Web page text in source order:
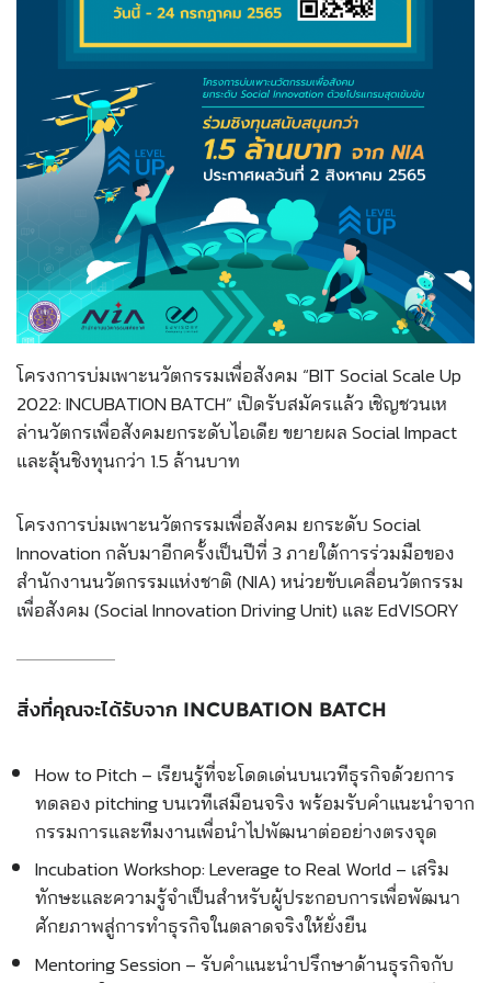
โครงการบ่มเพาะนวัตกรรมเพื่อสังคม “BIT Social Scale Up
2022: INCUBATION BATCH” เปิดรับสมัครแล้ว เชิญชวนเห
ล่านวัตกรเพื่อสังคมยกระดับไอเดีย ขยายผล Social Impact
และลุ้นชิงทุนกว่า 1.5 ล้านบาท
โครงการบ่มเพาะนวัตกรรมเพื่อสังคม ยกระดับ Social
Innovation กลับมาอีกครั้งเป็นปีที่ 3 ภายใต้การร่วมมือของ
สำนักงานนวัตกรรมแห่งชาติ (NIA) หน่วยขับเคลื่อนวัตกรรม
เพื่อสังคม (Social Innovation Driving Unit) และ EdVISORY
สิ่งที่คุณจะได้รับจาก INCUBATION BATCH
How to Pitch – เรียนรู้ที่จะโดดเด่นบนเวทีธุรกิจด้วยการ
ทดลอง pitching บนเวทีเสมือนจริง พร้อมรับคำแนะนำจาก
กรรมการและทีมงานเพื่อนำไปพัฒนาต่ออย่างตรงจุด
Incubation Workshop: Leverage to Real World – เสริม
ทักษะและความรู้จำเป็นสำหรับผู้ประกอบการเพื่อพัฒนา
ศักยภาพสู่การทำธุรกิจในตลาดจริงให้ยั่งยืน
Mentoring Session – รับคำแนะนำปรึกษาด้านธุรกิจกับ